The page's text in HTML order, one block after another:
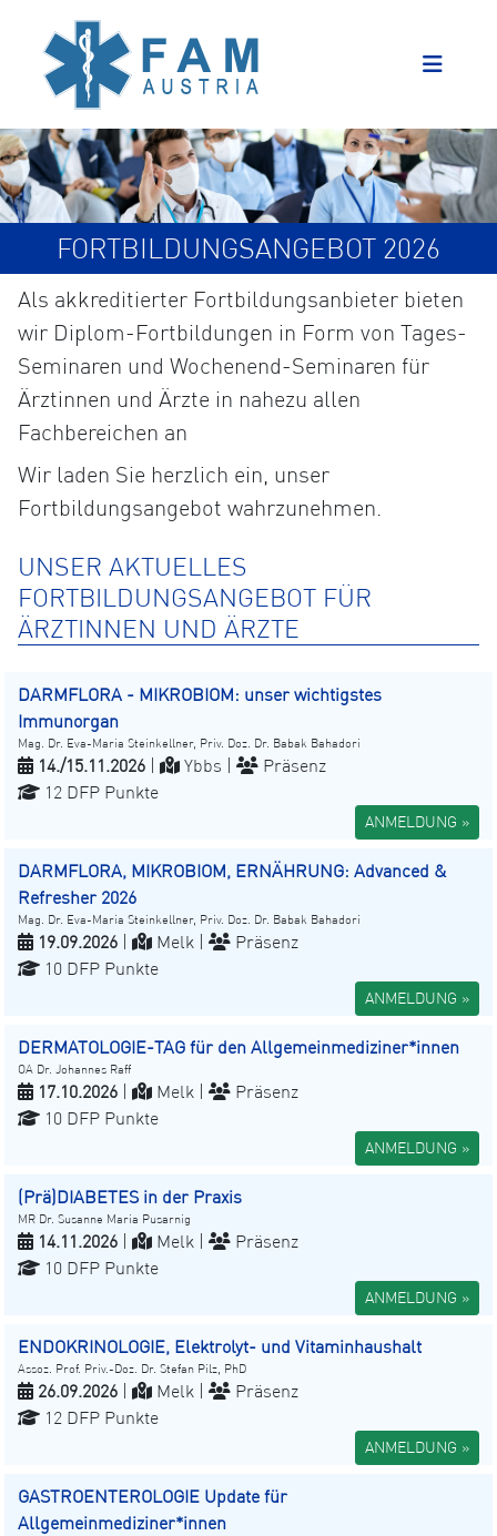
FORTBILDUNGSANGEBOT 2026
Als akkreditierter Fortbildungsanbieter bieten
wir Diplom-Fortbildungen in Form von Tages-
Seminaren und Wochenend-Seminaren für
Ärztinnen und Ärzte in nahezu allen
Fachbereichen an
Wir laden Sie herzlich ein, unser
Fortbildungsangebot wahrzunehmen.
UNSER AKTUELLES
FORTBILDUNGSANGEBOT FÜR
ÄRZTINNEN UND ÄRZTE
DARMFLORA - MIKROBIOM: unser wichtigstes
Immunorgan
Mag. Dr. Eva-Maria Steinkellner, Priv. Doz. Dr. Babak Bahadori
14./15.11.2026 Ybbs |
Präsenz
12 DFP Punkte
ANMELDUNG »
DARMFLORA, MIKROBIOM, ERNÄHRUNG: Advanced &
Refresher 2026
Mag. Dr. Eva-Maria Steinkellner, Priv. Doz. Dr. Babak Bahadori
19.09.2026 Melk |
Präsenz
10 DFP Punkte
ANMELDUNG »
DERMATOLOGIE-TAG für den Allgemeinmediziner*innen
OA Dr. Johannes Raff
17.10.2026 Melk |
Präsenz
10 DFP Punkte
ANMELDUNG »
(Prä)DIABETES in der Praxis
MR Dr. Susanne Maria Pusarnig
14.11.2026 Melk |
Präsenz
10 DFP Punkte
ANMELDUNG »
ENDOKRINOLOGIE, Elektrolyt- und Vitaminhaushalt
Assoz. Prof. Priv.-Doz. Dr. Stefan Pilz, PhD
26.09.2026 Melk |
Präsenz
12 DFP Punkte
ANMELDUNG »
GASTROENTEROLOGIE Update für
Allgemeinmediziner*innen